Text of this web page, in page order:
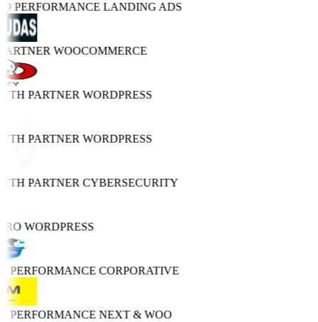
PERFORMANCELANDING ADS
WOOCOMMERCE
PARTNERWORDPRESS
PARTNERWORDPRESS
PARTNERCYBERSECURITY
WORDPRESS
PERFORMANCECORPORATIVE
PERFORMANCENEXT & WOO